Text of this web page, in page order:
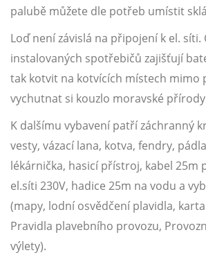
palubě můžete dle potřeb umístit
Loď není závislá na připojení k el. síti.
instalovaných spotřebičů zajišťují
tak kotvit na kotvících místech mimo
vychutnat si kouzlo moravské
K dalšímu vybavení patří záchranný
vesty, vázací lana, kotva, fendry,
lékárnička, hasicí přístroj, kabel 25m
el.síti 230V, hadice 25m na vodu a
(mapy, lodní osvědčení plavidla,
Pravidla plavebního provozu,
výlety).